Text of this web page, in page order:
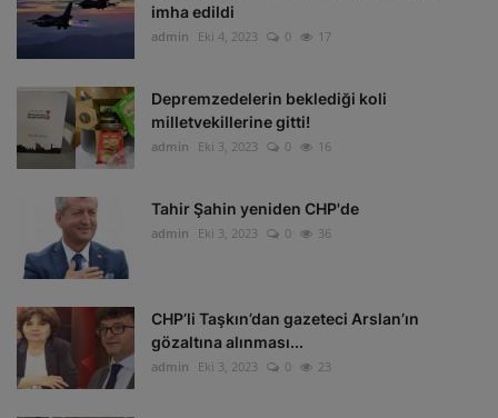
imha edildi
admin Eki 4, 2023 0 17
Depremzedelerin beklediği koli
milletvekillerine gitti!
admin Eki 3, 2023 0 16
Tahir Şahin yeniden CHP'de
admin Eki 3, 2023 0 36
CHP’li Taşkın’dan gazeteci Arslan’ın
gözaltına alınması...
admin Eki 3, 2023 0 23